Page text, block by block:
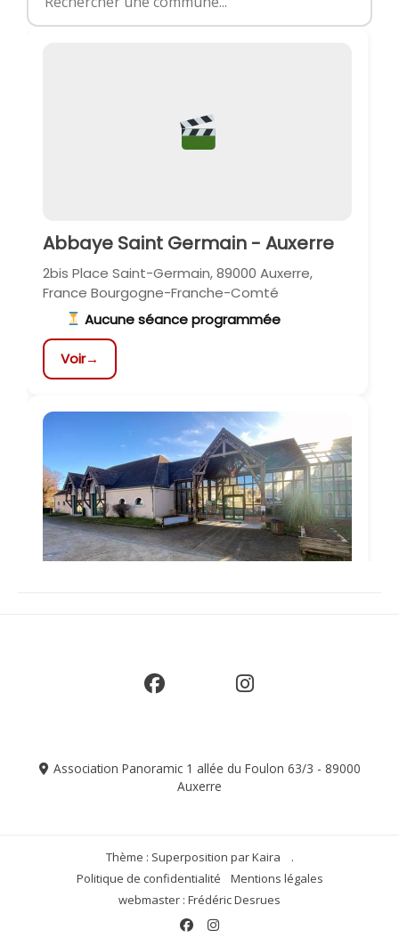
Abbaye Saint Germain - Auxerre
2bis Place Saint-Germain, 89000 Auxerre,
France Bourgogne-Franche-Comté
Aucune séance programmée
Voir
Aucune séance programmée
Voir
Association Panoramic 1 allée du Foulon 63/3 - 89000
Auxerre
Thème : Superposition parKaira
.
Politique de confidentialité
Mentions légales
webmaster : Frédéric Desrues